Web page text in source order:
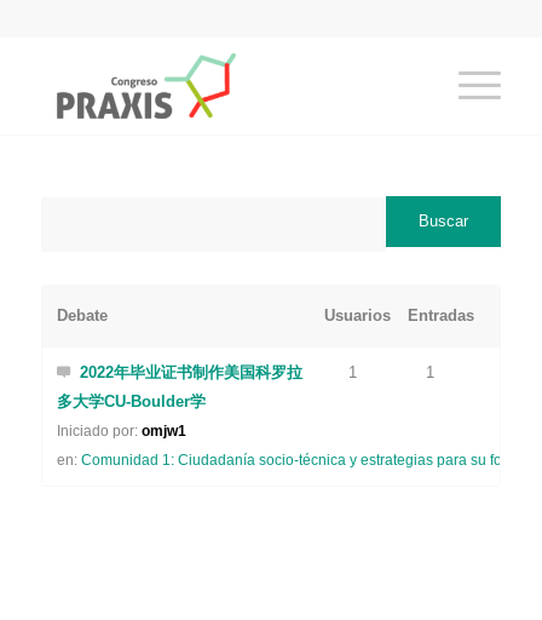
Debate Usuarios Entradas
2022年毕业证书制作美国科罗拉
多大学CU-Boulder学
Iniciado por: omjw1
en: Comunidad 1: Ciudadanía socio-técnica y estrategias para su
1 1